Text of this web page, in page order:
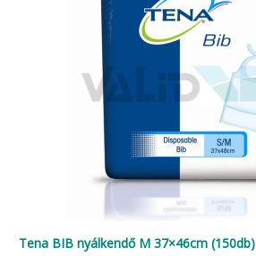
Tena BIB nyálkendő M 37×46cm (150db)